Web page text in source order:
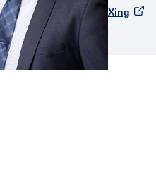
Xing